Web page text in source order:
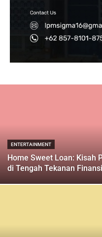
ENTERTAINMENT
Home Sweet Loan: Kisah
di Tengah Tekanan